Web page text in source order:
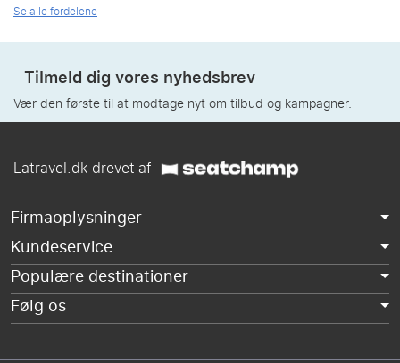
Se alle fordelene
Tilmeld dig vores nyhedsbrev
Vær den første til at modtage nyt om tilbud og kampagner.
Latravel.dk drevet af
Firmaoplysninger
Kundeservice
Populære destinationer
Følg os